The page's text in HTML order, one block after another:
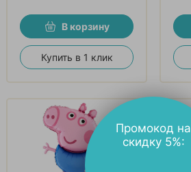
В корзину
Купить в 1 клик
Промокод на
скидку 5%: